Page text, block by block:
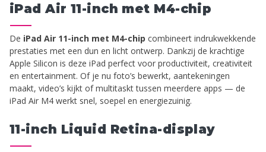
iPad Air 11-inch met M4-chip
De iPad Air 11-inch met M4-chip combineert indrukwekkende
prestaties met een dun en licht ontwerp. Dankzij de krachtige
Apple Silicon is deze iPad perfect voor productiviteit, creativiteit
en entertainment. Of je nu foto’s bewerkt, aantekeningen
maakt, video’s kijkt of multitaskt tussen meerdere apps — de
iPad Air M4 werkt snel, soepel en energiezuinig.
11-inch Liquid Retina-display